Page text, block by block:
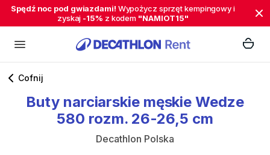
Spędź noc pod gwiazdami! Wypożycz sprzęt kempingowy i
zyskaj -15% z kodem "NAMIOT15"
Cofnij
Buty narciarskie męskie Wedze
580 rozm. 26-26​,​5 cm
Decathlon Polska